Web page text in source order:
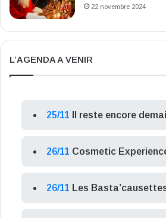
22 novembre 2024
L’AGENDA A VENIR
25/11 Il reste encore
26/11 Cosmetic
26/11 Les